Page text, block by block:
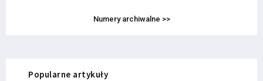
Numery archiwalne >>
Popularne artykuły